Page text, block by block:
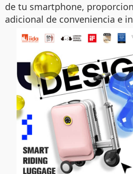
de tu smartphone,
adicional de conveniencia e